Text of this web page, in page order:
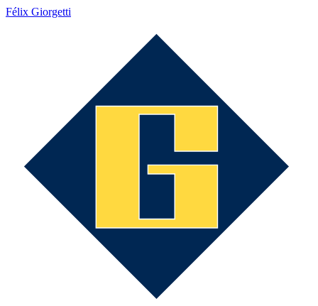
Félix Giorgetti